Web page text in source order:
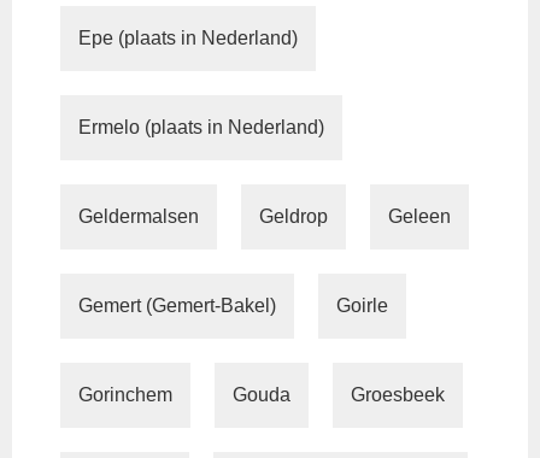
Epe (plaats in Nederland)
Ermelo (plaats in Nederland)
Geldermalsen Geldrop Geleen
Gemert (Gemert-Bakel) Goirle
Gorinchem Gouda Groesbeek